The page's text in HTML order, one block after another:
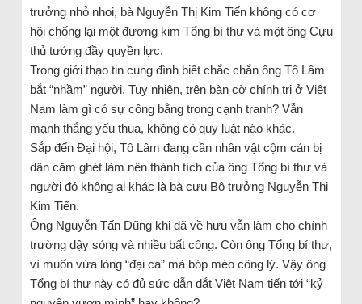
trưởng nhỏ nhoi, bà Nguyễn Thị Kim Tiến không có cơ
hội chống lại một đương kim Tổng bí thư và một ông Cựu
thủ tướng đầy quyền lực.
Trong giới thạo tin cung đình biết chắc chắn ông Tô Lâm
bắt “nhầm” người. Tuy nhiên, trên bàn cờ chính trị ở Việt
Nam làm gì có sự công bằng trong cạnh tranh? Vẫn
mạnh thắng yếu thua, không có quy luật nào khác.
Sắp đến Đại hội, Tô Lâm đang cần nhân vật cộm cán bị
dân căm ghét làm nên thành tích của ông Tổng bí thư và
người đó không ai khác là bà cựu Bộ trưởng Nguyễn Thị
Kim Tiến.
Ông Nguyễn Tấn Dũng khi đã về hưu vẫn làm cho chính
trường dậy sóng và nhiều bất công. Còn ông Tổng bí thư,
vì muốn vừa lòng “đại ca” mà bóp méo công lý. Vậy ông
Tổng bí thư này có đủ sức dẫn dắt Việt Nam tiến tới “kỷ